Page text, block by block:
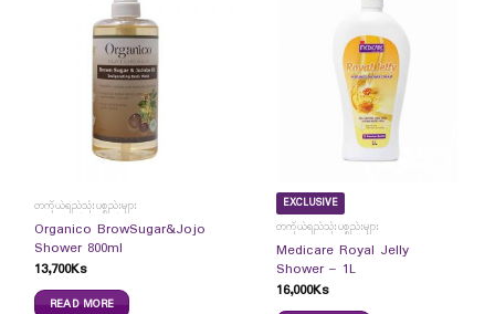
တကိုယ်ရည်သုံးပစ္စည်းများ
Organico BrowSugar&Jojo
Shower 800ml
13,700Ks
READ MORE
EXCLUSIVE
တကိုယ်ရည်သုံးပစ္စည်းများ
Medicare Royal Jelly
Shower – 1L
16,000Ks